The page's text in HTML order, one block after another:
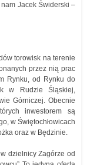
Jacek Świderski –
torowisk na terenie
przez nią prac
Rynku, od Rynku do
w Rudzie Śląskiej,
Górniczej. Obecnie
inwestorem są
w Świętochłowicach
oraz w Będzinie.
dzielnicy Zagórze od